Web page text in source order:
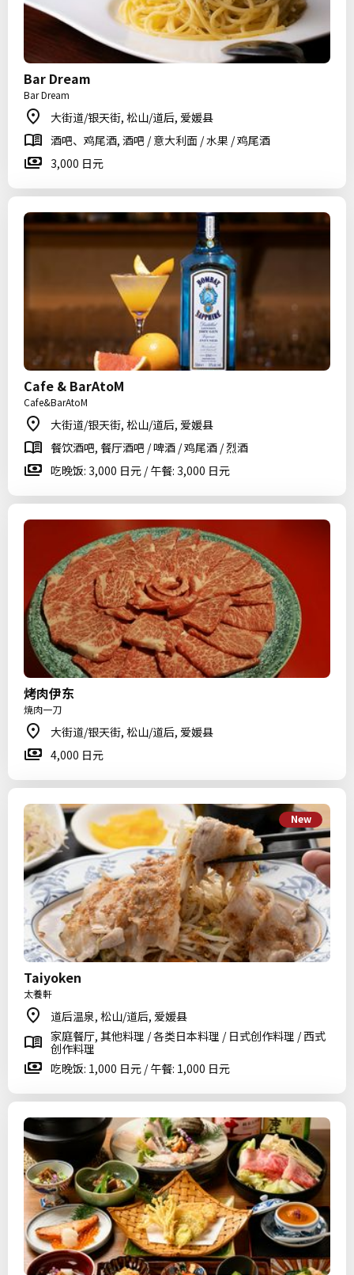
Bar Dream
Bar Dream
大街道/银天街, 松山/道后, 爱媛县
酒吧、鸡尾酒, 酒吧 / 意大利面 / 水果 / 鸡尾酒
3,000 日元
Cafe & BarAtoM
Cafe&BarAtoM
大街道/银天街, 松山/道后, 爱媛县
餐饮酒吧, 餐厅酒吧 / 啤酒 / 鸡尾酒 / 烈酒
吃晚饭: 3,000 日元 / 午餐: 3,000 日元
烤肉伊东
焼肉一刀
大街道/银天街, 松山/道后, 爱媛县
4,000 日元
New
Taiyoken
太養軒
道后温泉, 松山/道后, 爱媛县
家庭餐厅, 其他料理 / 各类日本料理 / 日式创作料理 / 西式
创作料理
吃晚饭: 1,000 日元 / 午餐: 1,000 日元